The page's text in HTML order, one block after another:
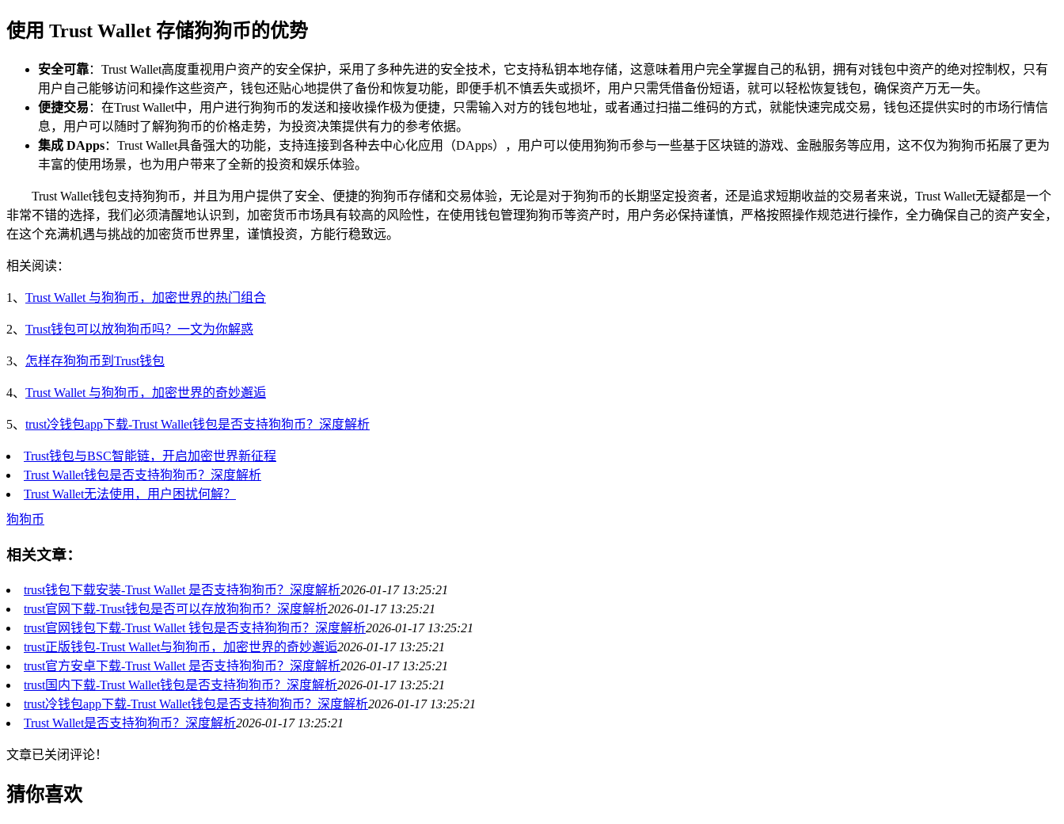
使用 Trust Wallet 存储狗狗币的优势
安全可靠：Trust Wallet高度重视用户资产的安全保护，采用了多种先进的安全技术，它支持私钥本地存储，这意味着用户完全掌握自己的私钥，拥有对钱包中资产的绝对控制权，只有
用户自己能够访问和操作这些资产，钱包还贴心地提供了备份和恢复功能，即便手机不慎丢失或损坏，用户只需凭借备份短语，就可以轻松恢复钱包，确保资产万无一失。
便捷交易 ：在Trust Wallet中，用户进行狗狗币的发送和接收操作极为便捷，只需输入对方的钱包地址，或者通过扫描二维码的方式，就能快速完成交易，钱包还提供实时的市场行情信
息，用户可以随时了解狗狗币的价格走势，为投资决策提供有力的参考依据。
集成 DApps：Trust Wallet具备强大的功能，支持连接到各种去中心化应用（DApps），用户可以使用狗狗币参与一些基于区块链的游戏、金融服务等应用，这不仅为狗狗币拓展了更为
丰富的使用场景，也为用户带来了全新的投资和娱乐体验。
Trust Wallet钱包支持狗狗币，并且为用户提供了安全、便捷的狗狗币存储和交易体验，无论是对于狗狗币的长期坚定投资者，还是追求短期收益的交易者来说，Trust Wallet无疑都是一个
非常不错的选择，我们必须清醒地认识到，加密货币市场具有较高的风险性，在使用钱包管理狗狗币等资产时，用户务必保持谨慎，严格按照操作规范进行操作，全力确保自己的资产安全，
在这个充满机遇与挑战的加密货币世界里，谨慎投资，方能行稳致远。
相关阅读：
1、 Trust Wallet 与狗狗币，加密世界的热门组合
2、 Trust钱包可以放狗狗币吗？一文为你解惑
3、 怎样存狗狗币到Trust钱包
4、 Trust Wallet 与狗狗币，加密世界的奇妙邂逅
5、 trust冷钱包app下载-Trust Wallet钱包是否支持狗狗币？深度解析
Trust钱包与BSC智能链，开启加密世界新征程
Trust Wallet钱包是否支持狗狗币？深度解析
Trust Wallet无法使用，用户困扰何解？
狗狗币
相关文章：
trust钱包下载安装-Trust Wallet 是否支持狗狗币？深度解析2026-01-17 13:25:21
trust官网下载-Trust钱包是否可以存放狗狗币？深度解析2026-01-17 13:25:21
trust官网钱包下载-Trust Wallet 钱包是否支持狗狗币？深度解析2026-01-17 13:25:21
trust正版钱包-Trust Wallet与狗狗币，加密世界的奇妙邂逅2026-01-17 13:25:21
trust官方安卓下载-Trust Wallet 是否支持狗狗币？深度解析2026-01-17 13:25:21
trust国内下载-Trust Wallet钱包是否支持狗狗币？深度解析2026-01-17 13:25:21
trust冷钱包app下载-Trust Wallet钱包是否支持狗狗币？深度解析2026-01-17 13:25:21
Trust Wallet是否支持狗狗币？深度解析2026-01-17 13:25:21
文章已关闭评论！
猜你喜欢